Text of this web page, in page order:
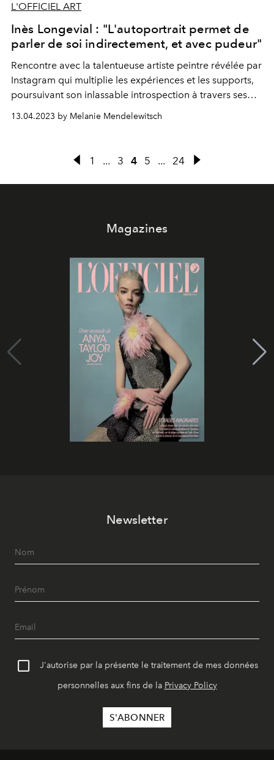
L'OFFICIEL ART
Inès Longevial : "L'autoportrait permet de
parler de soi indirectement, et avec pudeur"
Rencontre avec la talentueuse artiste peintre révélée par
Instagram qui multiplie les expériences et les supports,
poursuivant son inlassable introspection à travers ses
autoportraits poétiques à l'élégance éthérée.
13.04.2023 by Melanie Mendelewitsch
1 ... 3 4 5 ... 24
Magazines
Newsletter
J'autorise par la présente le traitement de mes données
personnelles aux fins de la Privacy Policy